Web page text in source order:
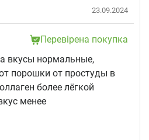
23.09.2024
Перевірена покупка
вкусы нормальные,
порошки от простуды в
более лёгкой
менее